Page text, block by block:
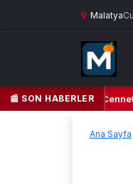
Malatya
📰 SON HABERLER
Kalbi ve Kültür
Ana Sayfa